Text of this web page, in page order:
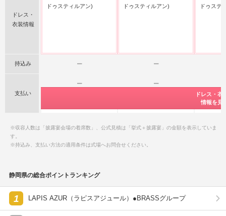
公式サイト
特典情報をチ
公式サイト
特典情報をチ
ドレス・
衣装情報
ドゥスティルアン)
ドレス・衣
情報を見
ドゥスティルアン)
ドレス・衣
情報を見
ドゥステ
ドレス・衣
情報を見
ドレス・衣
情報を見
ドレス・衣
情報を見
持込み ー ー
支払い
ー ー
後
※収容人数は「披露宴会場の着席数」、公式見積は「挙式＋披露宴」の金額を表示していま
す。
※持込み、支払い方法の適用条件は式場へお問合せください。
静岡県の総合ポイントランキング
1 LAPIS AZUR（ラピスアジュール）●BRASSグループ